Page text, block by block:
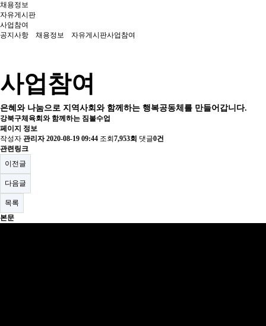
채용정보
자유게시판
사업참여
공지사항
채용정보 자유게시판사업참여
사업참여
은혜와 나눔으로 지역사회와 함께하는 행복공동체를 만들어갑니다.
강북구체육회와 함께하는 짐볼수업
페이지 정보
작성자 관리자 2020-08-19 09:44 조회 7,953회 댓글0건
관련링크
이전글
다음글
목록
본문